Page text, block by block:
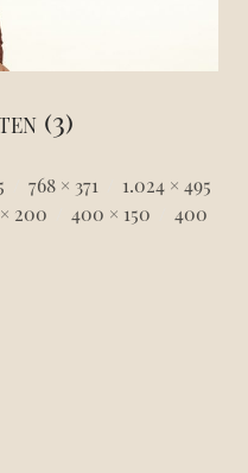
(3)
768 × 371
1.024 × 495
200 400 × 150
400